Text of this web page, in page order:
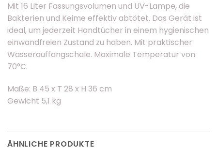
Mit 16 Liter Fassungsvolumen und UV-Lampe, die
Bakterien und Keime effektiv abtötet. Das Gerät ist
ideal, um jederzeit Handtücher in einem hygienischen
einwandfreien Zustand zu haben. Mit praktischer
Wasserauffangschale. Maximale Temperatur von
70°C.
Maße: B 45 x T 28 x H 36 cm
Gewicht 5,1 kg
ÄHNLICHE PRODUKTE